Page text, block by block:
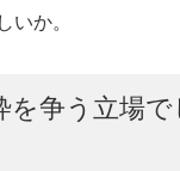
いか。
を争う立場で